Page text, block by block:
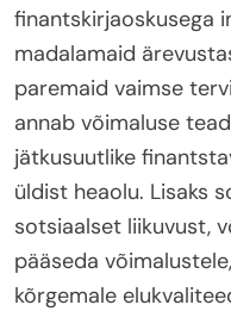
finantskirjaoskusega
madalamaid
paremaid vaimse
annab võimaluse
jätkusuutlike
üldist heaolu. Lisaks
sotsiaalset liikuvust,
pääseda
kõrgemale